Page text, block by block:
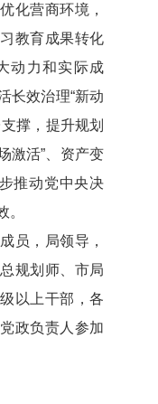
化营商环境，
教育成果转化
动力和实际成
长效治理“新动
撑，提升规划
激活”、资产变
推动党中央决
。
，局领导，
规划师、市局
以上干部，各
政负责人参加